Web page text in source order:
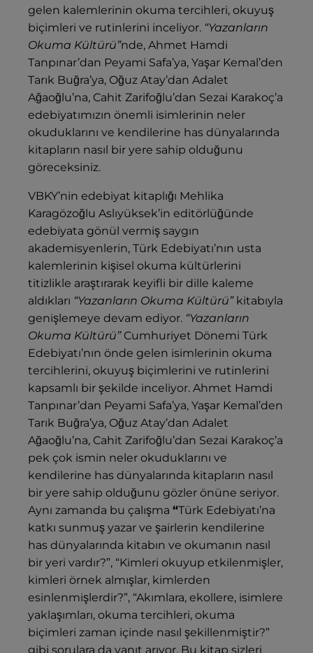
gelen kalemlerinin okuma tercihleri, okuyuş
biçimleri ve rutinlerini inceliyor. “Yazanların
Okuma Kültürü”nde, Ahmet Hamdi
Tanpınar’dan Peyami Safa’ya, Yaşar Kemal’den
Tarık Buğra’ya, Oğuz Atay’dan Adalet
Ağaoğlu’na, Cahit Zarifoğlu’dan Sezai Karakoç’a
edebiyatımızın önemli isimlerinin neler
okuduklarını ve kendilerine has dünyalarında
kitapların nasıl bir yere sahip olduğunu
göreceksiniz.
VBKY’nin edebiyat kitaplığı Mehlika
Karagözoğlu Aslıyüksek’in editörlüğünde
edebiyata gönül vermiş saygın
akademisyenlerin, Türk Edebiyatı’nın usta
kalemlerinin kişisel okuma kültürlerini
titizlikle araştırarak keyifli bir dille kaleme
aldıkları “Yazanların Okuma Kültürü”kitabıyla
genişlemeye devam ediyor. “Yazanların
Okuma Kültürü” Cumhuriyet Dönemi Türk
Edebiyatı’nın önde gelen isimlerinin okuma
tercihlerini, okuyuş biçimlerini ve rutinlerini
kapsamlı bir şekilde inceliyor. Ahmet Hamdi
Tanpınar’dan Peyami Safa’ya, Yaşar Kemal’den
Tarık Buğra’ya, Oğuz Atay’dan Adalet
Ağaoğlu’na, Cahit Zarifoğlu’dan Sezai Karakoç’a
pek çok ismin neler okuduklarını ve
kendilerine has dünyalarında kitapların nasıl
bir yere sahip olduğunu gözler önüne seriyor.
Aynı zamanda bu çalışma “Türk Edebiyatı’na
katkı sunmuş yazar ve şairlerin kendilerine
has dünyalarında kitabın ve okumanın nasıl
bir yeri vardır?”, “Kimleri okuyup etkilenmişler,
kimleri örnek almışlar, kimlerden
esinlenmişlerdir?”, “Akımlara, ekollere, isimlere
yaklaşımları, okuma tercihleri, okuma
biçimleri zaman içinde nasıl şekillenmiştir?”
gibi sorulara da yanıt arıyor. Bu kitap sizleri